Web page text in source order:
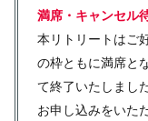
満席・キャンセル
本リトリートはご
の枠ともに満席と
て終了いたしまし
お申し込みをいた